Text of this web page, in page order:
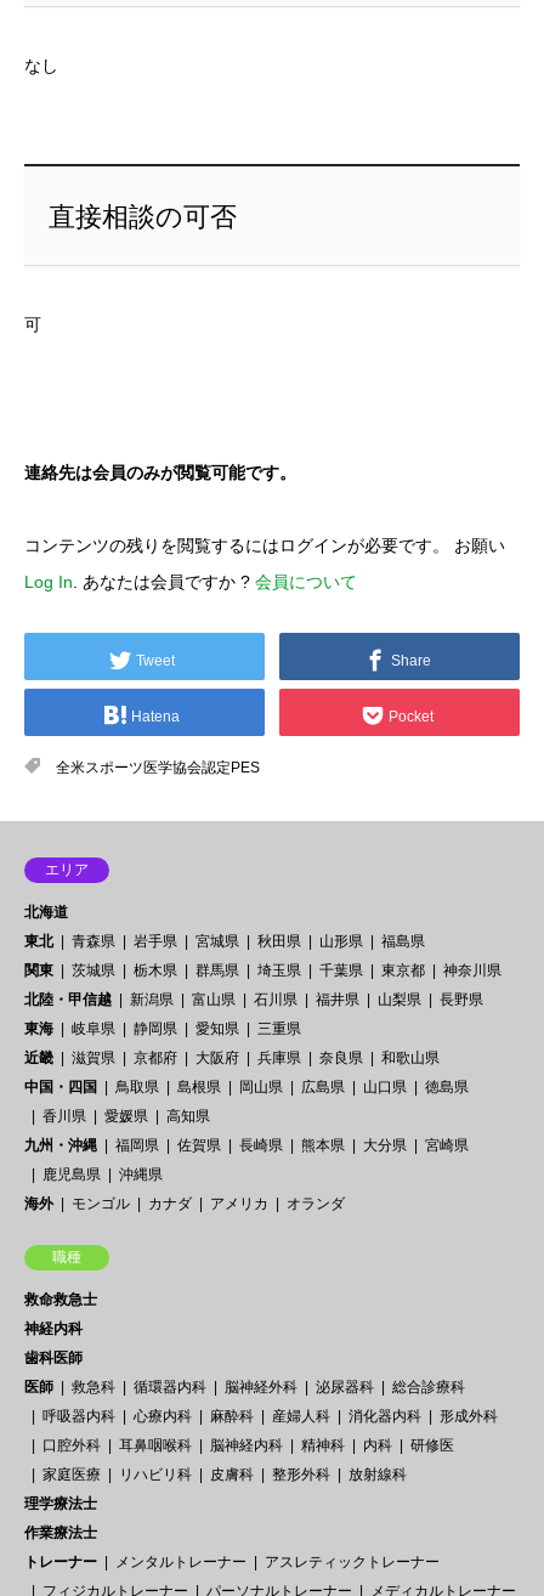
なし
直接相談の可否
可
連絡先は会員のみが閲覧可能です。
コンテンツの残りを閲覧するにはログインが必要です。 お願い
Log In. あなたは会員ですか ? 会員について
Tweet Share
Hatena Pocket
全米スポーツ医学協会認定PES
エリア
北海道
東北
青森県 岩手県 宮城県 秋田県 山形県
福島県
関東
茨城県 栃木県 群馬県 埼玉県 千葉県 東京都
神奈川県
北陸・甲信越
新潟県 富山県 石川県 福井県 山梨県
長野県
東海
岐阜県 静岡県 愛知県
三重県
近畿
滋賀県 京都府 大阪府 兵庫県 奈良県
和歌山県
中国・四国
鳥取県 島根県 岡山県 広島県 山口県
徳島県
香川県
愛媛県
高知県
九州・沖縄
福岡県 佐賀県 長崎県 熊本県 大分県
宮崎県
鹿児島県
沖縄県
海外
モンゴル カナダ アメリカ オランダ
職種
救命救急士
神経内科
歯科医師
医師
救急科 循環器内科 脳神経外科 泌尿器科
総合診療科
呼吸器内科
心療内科 麻酔科 産婦人科 消化器内科
形成外科
口腔外科
耳鼻咽喉科 脳神経内科 精神科 内科
研修医
家庭医療
リハビリ科 皮膚科 整形外科
放射線科
理学療法士
作業療法士
トレーナー
メンタルトレーナー
アスレティックトレーナー
フィジカルトレーナー
パーソナルトレーナー
メディカルトレーナー